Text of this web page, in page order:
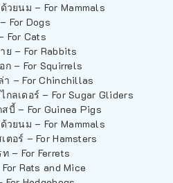
วยนม – For Mammals
For Dogs
For Cats
ย – For Rabbits
ก – For Squirrels
– For Chinchillas
กลเดอร์ – For Sugar Gliders
บี้ – For Guinea Pigs
วยนม – For Mammals
ตอร์ – For Hamsters
– For Ferrets
Rats and Mice